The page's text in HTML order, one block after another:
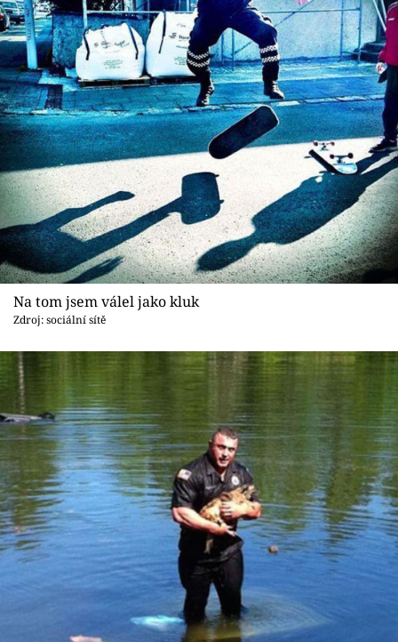
Na tom jsem válel jako kluk
Zdroj: sociální sítě